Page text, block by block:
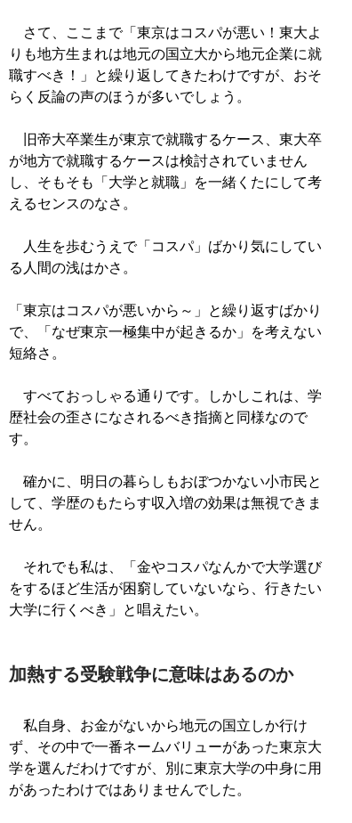
さて、ここまで「東京はコスパが悪い！東大よ
りも地方生まれは地元の国立大から地元企業に就
職すべき！」と繰り返してきたわけですが、おそ
らく反論の声のほうが多いでしょう。
旧帝大卒業生が東京で就職するケース、東大卒
が地方で就職するケースは検討されていません
し、そもそも「大学と就職」を一緒くたにして考
えるセンスのなさ。
人生を歩むうえで「コスパ」ばかり気にしてい
る人間の浅はかさ。
「東京はコスパが悪いから～」と繰り返すばかり
で、「なぜ東京一極集中が起きるか」を考えない
短絡さ。
すべておっしゃる通りです。しかしこれは、学
歴社会の歪さになされるべき指摘と同様なので
す。
確かに、明日の暮らしもおぼつかない小市民と
して、学歴のもたらす収入増の効果は無視できま
せん。
それでも私は、「金やコスパなんかで大学選び
をするほど生活が困窮していないなら、行きたい
大学に行くべき」と唱えたい。
加熱する受験戦争に意味はあるのか
私自身、お金がないから地元の国立しか行け
ず、その中で一番ネームバリューがあった東京大
学を選んだわけですが、別に東京大学の中身に用
があったわけではありませんでした。